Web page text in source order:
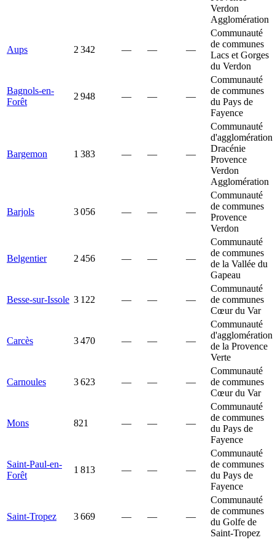
Verdon
Agglomération
Aups 2 342 — — —
Communauté
de communes
Lacs et Gorges
du Verdon
Bagnols-en-
Forêt
2 948 — — —
Communauté
de communes
du Pays de
Fayence
Bargemon 1 383 — — —
Communauté
d'agglomération
Dracénie
Provence
Verdon
Agglomération
Barjols 3 056 — — —
Communauté
de communes
Provence
Verdon
Belgentier 2 456 — — —
Communauté
de communes
de la Vallée du
Gapeau
Besse-sur-Issole 3 122 — — —
Communauté
de communes
Cœur du Var
Carcès 3 470 — — —
Communauté
d'agglomération
de la Provence
Verte
Carnoules 3 623 — — —
Communauté
de communes
Cœur du Var
Mons 821 — — —
Communauté
de communes
du Pays de
Fayence
Saint-Paul-en-
Forêt
1 813 — — —
Communauté
de communes
du Pays de
Fayence
Saint-Tropez 3 669 — — —
Communauté
de communes
du Golfe de
Saint-Tropez